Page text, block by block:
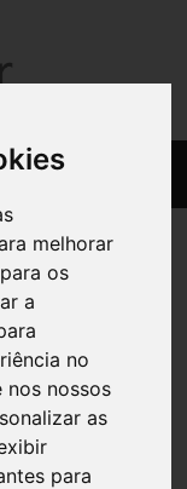
melhorar
os
a
no
nos nossos
as
para